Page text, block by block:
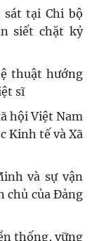
hội Việt Nam
ương làm
- Văn học,
Nam và Học
gia Lào ký
tế độc lập,
chủ Nhân
tại Chi bộ